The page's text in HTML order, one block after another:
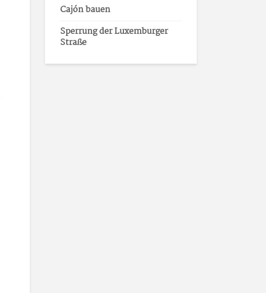
Cajón bauen
Sperrung der Luxemburger
Straße